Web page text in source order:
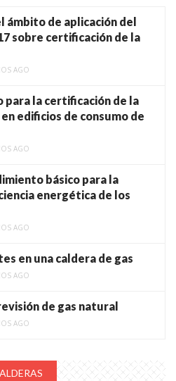
ámbito de aplicación del
sobre certificación de la
AGO
para la certificación de la
edificios de consumo de
AGO
básico para la
energética de los
AGO
en una caldera de gas
AGO
de gas natural
AGO